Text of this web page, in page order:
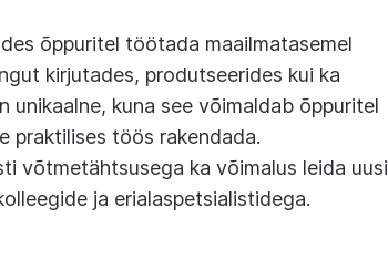
õppuritel töötada maailmatasemel
kirjutades, produtseerides kui ka
unikaalne, kuna see võimaldab õppuritel
praktilises töös rakendada.
võtmetähtsusega ka võimalus leida uusi
ja erialaspetsialistidega.